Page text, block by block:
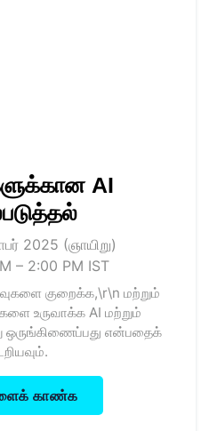
AI
2025 (ஞாயிறு)
– 2:00 PM IST
குறைக்க,\r\n மற்றும்
உருவாக்க AI மற்றும்
என்பதைக்
காண்க